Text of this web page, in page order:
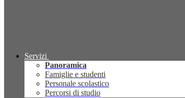
Servizi
Panoramica
Famiglie e studenti
Personale scolastico
Percorsi di studio